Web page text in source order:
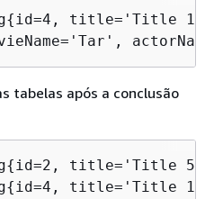
{id=4, title='Title 1',
tabelas após a conclusão
{id=2, title='Title 55',
{id=4, title='Title 1',